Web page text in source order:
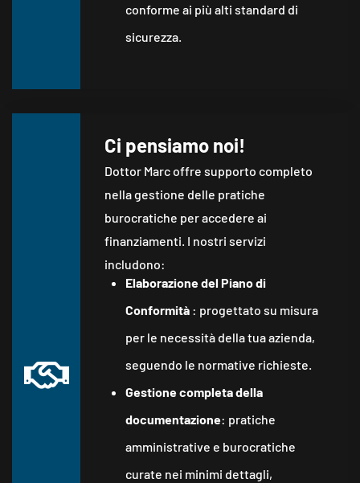
conforme ai più alti standard di
sicurezza.
Ci pensiamo noi!
Dottor Marc offre supporto completo
nella gestione delle pratiche
burocratiche per accedere ai
finanziamenti. I nostri servizi
includono:
Elaborazione del Piano di
Conformità : progettato su misura
per le necessità della tua azienda,
seguendo le normative richieste.
Gestione completa della
documentazione: pratiche
amministrative e burocratiche
curate nei minimi dettagli,